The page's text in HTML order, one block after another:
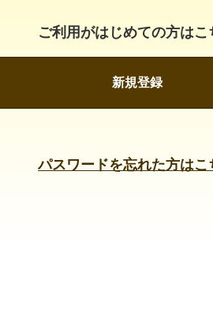
ご利用がはじめての方はこ
新規登録
パスワードを忘れた方はこ